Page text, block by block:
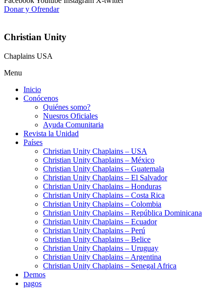
Donar y Ofrendar
Christian Unity
Chaplains USA
Menu
Inicio
Conócenos
Quiénes somo?
Nuesros Oficiales
Ayuda Comunitaria
Revista la Unidad
Países
Christian Unity Chaplains – USA
Christian Unity Chaplains – México
Christian Unity Chaplains – Guatemala
Christian Unity Chaplains – El Salvador
Christian Unity Chaplains – Honduras
Christian Unity Chaplains – Costa Rica
Christian Unity Chaplains – Colombia
Christian Unity Chaplains – República Dominicana
Christian Unity Chaplains – Ecuador
Christian Unity Chaplains – Perú
Christian Unity Chaplains – Belice
Christian Unity Chaplains – Uruguay
Christian Unity Chaplains – Argentina
Christian Unity Chaplains – Senegal Africa
Demos
pagos